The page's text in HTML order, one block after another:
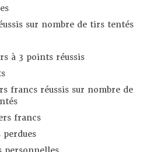
sur nombre de tirs tentés
à 3 points réussis
francs réussis sur nombre de
francs
perdues